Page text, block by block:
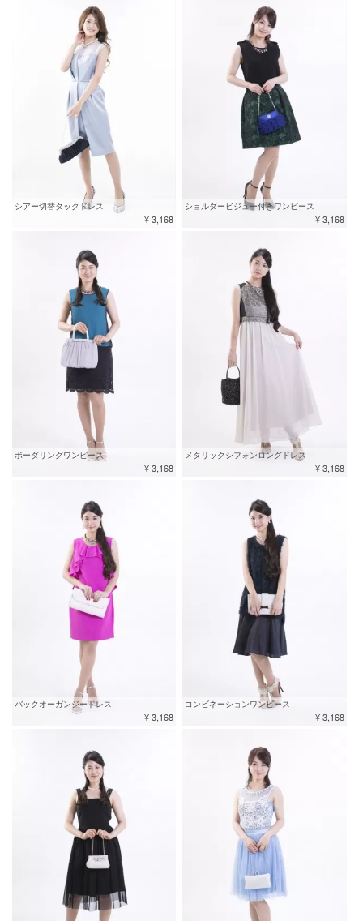
シアー切替タックドレス
¥ 3,168
ショルダービジュー付きワンピース
¥ 3,168
ボーダリングワンピース
¥ 3,168
メタリックシフォンロングドレス
¥ 3,168
バックオーガンジードレス
¥ 3,168
コンビネーションワンピース
¥ 3,168